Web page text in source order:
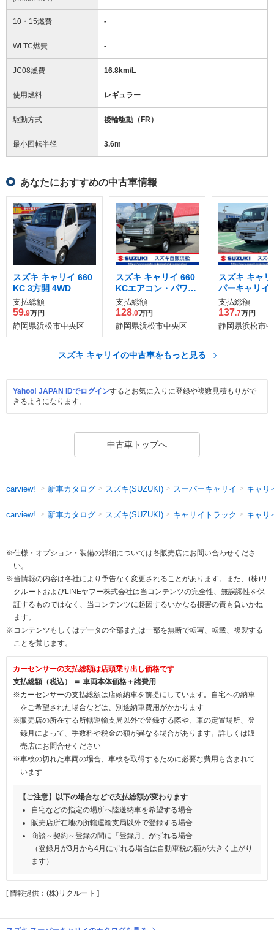
10・15燃費 -
WLTC燃費 -
JC08燃費 16.8km/L
使用燃料 レギュラー
駆動方式 後輪駆動（FR）
最小回転半径 3.6m
あなたにおすすめの中古車情報
スズキ キャリイ 660
KC 3方開 4WD
支払総額
59.9万円
静岡県浜松市中央区
スズキ キャリイ 660
KCエアコン・パワス
テ農繁 3方開 4WD
支払総額
128.0万円
静岡県浜松市中央区
スズキ キャ
パーキャリ
型
支払総額
137.7万円
静岡県浜松市
スズキ キャリイの中古車をもっと見る
Yahoo! JAPAN IDでログインするとお気に入りに登録や複数見積もりがで
きるようになります。
中古車トップへ
carview! 新車カタログ スズキ(SUZUKI) スーパーキャリイ キャリ
carview! 新車カタログ スズキ(SUZUKI) キャリイトラック キャリ
※仕様・オプション・装備の詳細については各販売店にお問い合わせくださ
い。
※当情報の内容は各社により予告なく変更されることがあります。また、(株)リ
クルートおよびLINEヤフー株式会社は当コンテンツの完全性、無誤謬性を保
証するものではなく、当コンテンツに起因するいかなる損害の責も負いかね
ます。
※コンテンツもしくはデータの全部または一部を無断で転写、転載、複製する
ことを禁じます。
カーセンサーの支払総額は店頭乗り出し価格です
支払総額（税込） ＝ 車両本体価格＋諸費用
※カーセンサーの支払総額は店頭納車を前提にしています。自宅への納車
をご希望された場合などは、別途納車費用がかかります
※販売店の所在する所轄運輸支局以外で登録する際や、車の定置場所、登
録月によって、手数料や税金の額が異なる場合があります。詳しくは販
売店にお問合せください
※車検の切れた車両の場合、車検を取得するために必要な費用も含まれて
います
【ご注意】以下の場合などで支払総額が変わります
自宅などの指定の場所へ陸送納車を希望する場合
販売店所在地の所轄運輸支局以外で登録する場合
商談～契約～登録の間に「登録月」がずれる場合
（登録月が3月から4月にずれる場合は自動車税の額が大きく上がり
ます）
[ 情報提供：(株)リクルート ]